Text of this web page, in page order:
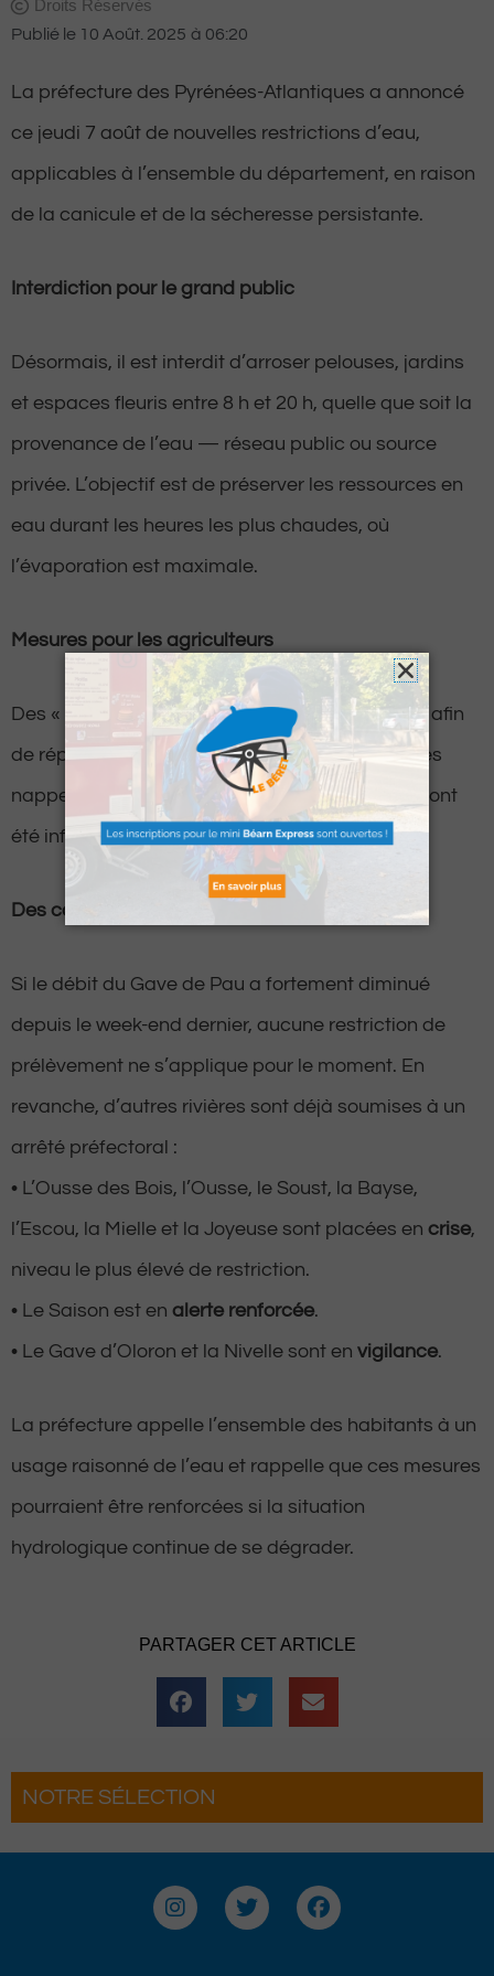
Droits Réservés
Publié le 10 Août. 2025 à 06:20
La préfecture des Pyrénées-Atlantiques a annoncé
ce jeudi 7 août de nouvelles restrictions d’eau,
applicables à l’ensemble du département, en raison
de la canicule et de la sécheresse persistante.
Interdiction pour le grand public
Désormais, il est interdit d’arroser pelouses, jardins
et espaces fleuris entre 8 h et 20 h, quelle que soit la
provenance de l’eau — réseau public ou source
privée. L’objectif est de préserver les ressources en
eau durant les heures les plus chaudes, où
l’évaporation est maximale.
Mesures pour les agriculteurs
Des « tours d’eau » sont mis en place par zone, afin
de répartir l’irrigation et limiter la pression sur les
nappes et rivières. Les communes concernées ont
été informées par la préfecture.
Des cours d’eau sous surveillance
Si le débit du Gave de Pau a fortement diminué
depuis le week-end dernier, aucune restriction de
prélèvement ne s’applique pour le moment. En
revanche, d’autres rivières sont déjà soumises à un
arrêté préfectoral :
• L’Ousse des Bois, l’Ousse, le Soust, la Bayse,
l’Escou, la Mielle et la Joyeuse sont placées en crise,
niveau le plus élevé de restriction.
• Le Saison est en alerte renforcée.
• Le Gave d’Oloron et la Nivelle sont en vigilance.
La préfecture appelle l’ensemble des habitants à un
usage raisonné de l’eau et rappelle que ces mesures
pourraient être renforcées si la situation
hydrologique continue de se dégrader.
PARTAGER CET ARTICLE
NOTRE SÉLECTION
grand retourHestiv’Òc : Les férias Béarnaises
grand retour à Pau
I
n
T
w
F
a